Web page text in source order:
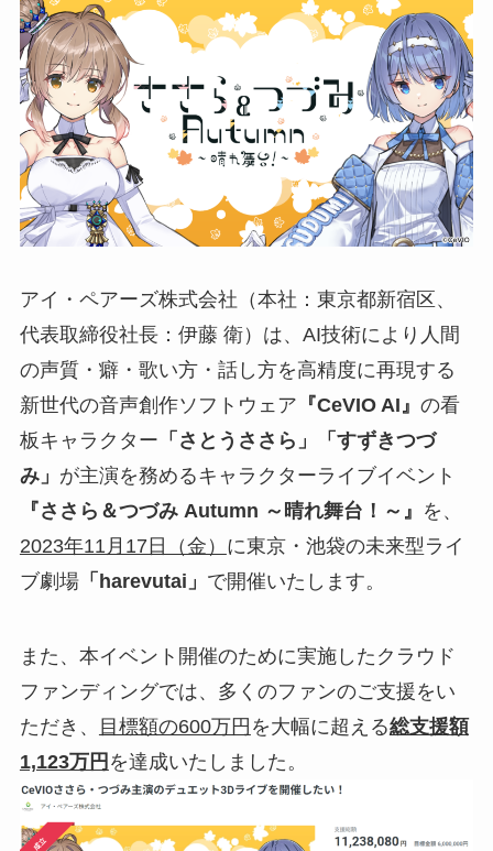
アイ・ペアーズ株式会社（本社：東京都新宿区、
代表取締役社長：伊藤 衛）は、AI技術により人間
の声質・癖・歌い方・話し方を高精度に再現する
新世代の音声創作ソフトウェア 『CeVIO AI』 の看
板キャラクター 「さとうささら」「すずきつづ
み」 が主演を務めるキャラクターライブイベント
『ささら＆つづみ Autumn ～晴れ舞台！～』 を、
2023年11月17日（金） に東京・池袋の未来型ライ
ブ劇場「harevutai」 で開催いたします。
また、本イベント開催のために実施したクラウド
ファンディングでは、多くのファンのご支援をい
ただき、
目標額の600万円 を大幅に超える総支援額
1,123万円 を達成いたしました。